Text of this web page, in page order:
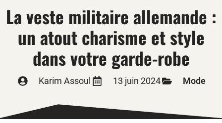
La veste militaire allemande :
un atout charisme et style
dans votre garde-robe
Karim Assoul 13 juin 2024 Mode